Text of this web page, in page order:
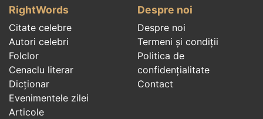
RightWords
Citate celebre
Autori celebri
Folclor
Cenaclu literar
Dicționar
Evenimentele zilei
Articole
Despre noi
Despre noi
Termeni și condiții
Politica de
confidenţialitate
Contact